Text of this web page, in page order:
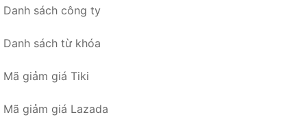
Danh sách công ty
Danh sách từ khóa
Mã giảm giá Tiki
Mã giảm giá Lazada